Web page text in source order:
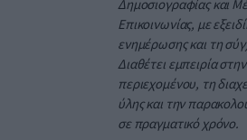
Δημοσιογραφίας και
Επικοινωνίας, με
ενημέρωσης και τη
Διαθέτει εμπειρία
περιεχομένου, τη
ύλης και την
σε πραγματικό χρόνο.